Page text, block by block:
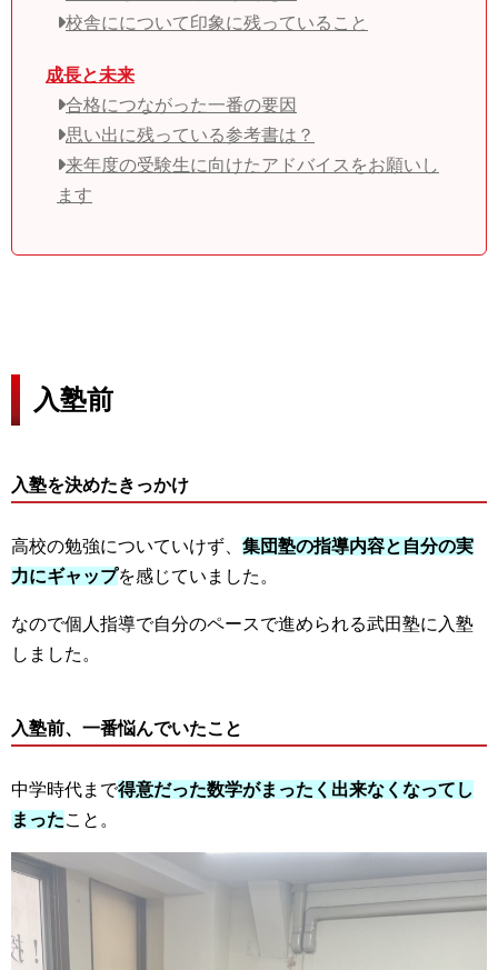
校舎にについて印象に残っていること
成長と未来
合格につながった一番の要因
思い出に残っている参考書は？
来年度の受験生に向けたアドバイスをお願いし
ます
入塾前
入塾を決めたきっかけ
高校の勉強についていけず、 集団塾の指導内容と自分の実
力にギャップを感じていました。
なので個人指導で自分のペースで進められる武田塾に入塾
しました。
入塾前、一番悩んでいたこと
中学時代まで得意だった数学がまったく出来なくなってし
まったこと。